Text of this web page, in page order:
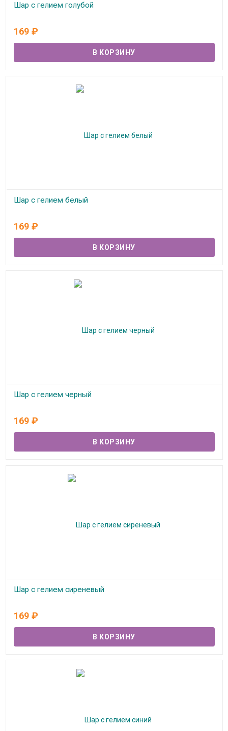
Шар с гелием голубой
169 ₽
Шар с гелием белый
169 ₽
Шар с гелием черный
169 ₽
Шар с гелием сиреневый
169 ₽